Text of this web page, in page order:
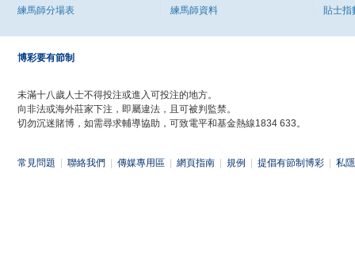
練馬師分場表
練馬師資料
貼士指
博彩要有節制
未滿十八歲人士不得投注或進入可投注的地方。
向非法或海外莊家下注，即屬違法，且可被判監禁。
切勿沉迷賭博，如需尋求輔導協助，可致電平和基金熱線1834 633。
常見問題 聯絡我們 傳媒專用區 網頁指南 規例 提倡有節制博彩 私